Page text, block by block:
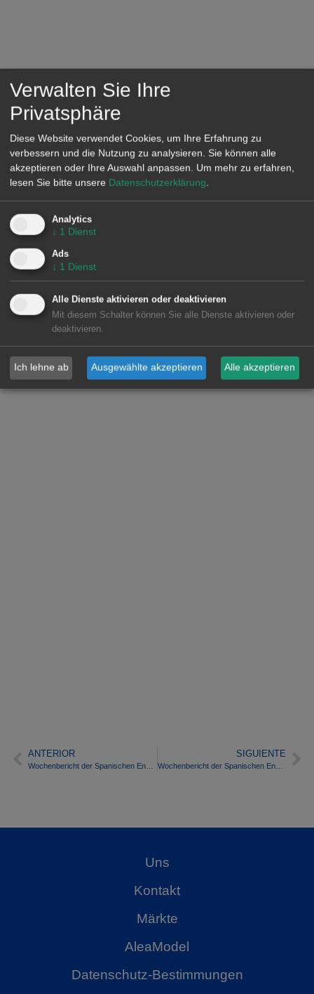
ANTERIOR SIGUIENTE
Wochenbericht der Spanischen Energiemarktpreise – Woche 10/2020
Uns
Kontakt
Märkte
AleaModel
Datenschutz-Bestimmungen
Verwalten Sie Ihre
Privatsphäre
Diese Website verwendet Cookies, um Ihre Erfahrung zu
verbessern und die Nutzung zu analysieren. Sie können alle
akzeptieren oder Ihre Auswahl anpassen. Um mehr zu erfahren,
lesen Sie bitte unsere Datenschutzerklärung.
Analytics
↓ 1 Dienst
Ads
↓ 1 Dienst
Alle Dienste aktivieren oder deaktivieren
Mit diesem Schalter können Sie alle Dienste aktivieren oder
deaktivieren.
Ich lehne ab Ausgewählte akzeptieren Alle akzeptieren